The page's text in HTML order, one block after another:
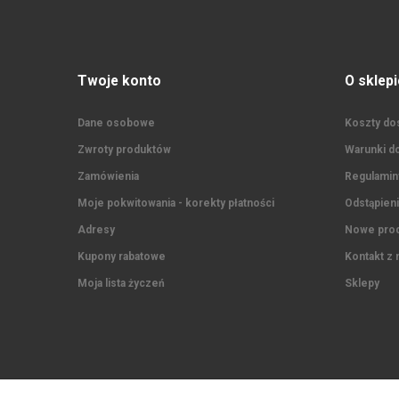
Twoje konto
Dane osobowe
Zwroty produktów
Zamówienia
Moje pokwitowania - korekty płatności
Adresy
Kupony rabatowe
Moja lista życzeń
O
Koszty
Warunki
Nowe
Kontakt z
Sklepy